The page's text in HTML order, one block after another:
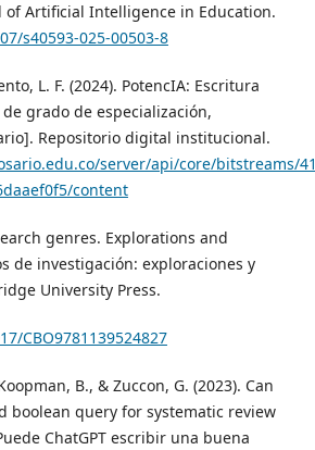
Artificial Intelligence in Education.
s40593-025-00503-8
L. F. (2024). PotencIA: Escritura
grado de especialización,
Repositorio digital institucional.
server/api/core/bitstreams/
content
genres. Explorations and
de investigación: exploraciones y
University Press.
CBO9781139524827
B., & Zuccon, G. (2023). Can
boolean query for systematic review
ChatGPT escribir una buena